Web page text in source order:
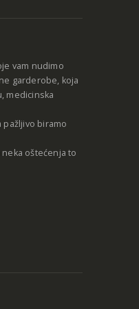
vam nudimo
garderobe, koja
medicinska
pažljivo biramo
oštećenja to